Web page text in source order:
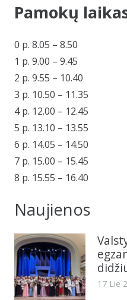
Pamokų
0 p. 8.05 – 8.50
1 p. 9.00 – 9.45
2 p. 9.55 – 10.40
3 p. 10.50 – 11.35
4 p. 12.00 – 12.45
5 p. 13.10 – 13.55
6 p. 14.05 – 14.50
7 p. 15.00 – 15.45
8 p. 15.55 – 16.40
Naujienos
17 Lie